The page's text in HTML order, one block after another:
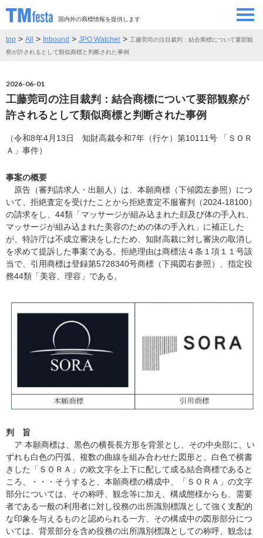
国内外の商標情報を提供します
SEMINAR/EVENT
CONTRIBUTORS 情報提供者
CONTACT
top > All > Inbound > JPO Watcher > 工藤莞司の注目裁判：結合商標について要部観
察が許されるとして類似商標と判断された事例
2026-06-01
工藤莞司の注目裁判：結合商標について要部観察が
許されるとして類似商標と判断された事例
（令和8年4月13日 知財高裁令和7年（行ケ）第10111号 「ＳＯＲ
Ａ」事件）
事案の概要
原告（審判請求人・出願人）は、本願商標（下傾図左参照）につ
いて、拒絶査定を受けたことから拒絶査定不服審判（2024-18100）
の請求をし、44類「マッサージが組み込まれた顔及び体の手入れ、
マッサージが組み込まれた美容のための体の手入れ」に補正した
が、特許庁は不成立審決をしたため、知財高裁に対し審決の取消し
を求めて提訴した事案である。拒絶理由は商標法４条１項１１号該
当で、引用商標は登録第5728340号商標（下掲図右参照）、指定役
務44類「美容、理容」である。
判 旨
ア 本願商標は、黒色の横長長方形を背景とし、その中央部に、い
ずれも白色の円弧、複数の曲線を組み合わせた図形と、白色で横書
きした「ＳＯＲＡ」の欧文字を上下に配して成る結合商標であると
ころ、・・・そうすると、本願商標の構成中、「ＳＯＲＡ」の文字
部分については、その称呼、観念等に加え、構成態様からも、需要
者である一般の利用者に対し役務の出所識別標識として強く支配的
な印象を与えるものと認められる一方、その構成中の図形部分につ
いては、背景部分を含め役務の出所識別標識としての称呼、観念は